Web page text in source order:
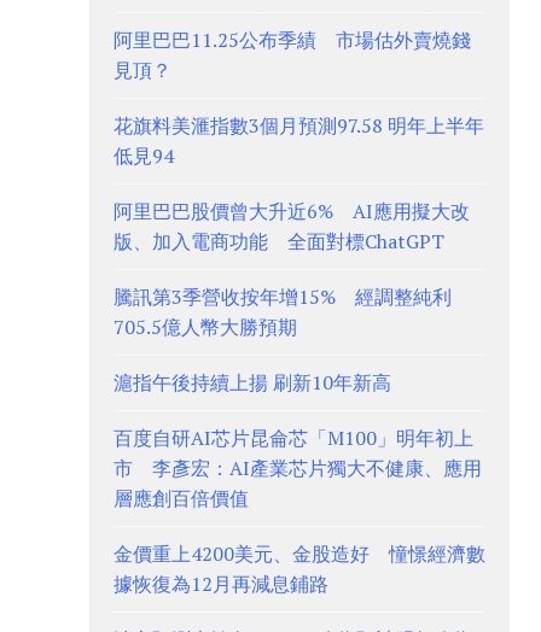
阿里巴巴11.25公布季績 市場估外賣燒錢
見頂？
花旗料美滙指數3個月預測97.58 明年上半年
低見94
阿里巴巴股價曾大升近6% AI應用擬大改
版、加入電商功能 全面對標ChatGPT
騰訊第3季營收按年增15% 經調整純利
705.5億人幣大勝預期
滬指午後持續上揚 刷新10年新高
百度自研AI芯片昆侖芯「M100」明年初上
市 李彥宏：AI產業芯片獨大不健康、應用
層應創百倍價值
金價重上4200美元、金股造好 憧憬經濟數
據恢復為12月再減息鋪路